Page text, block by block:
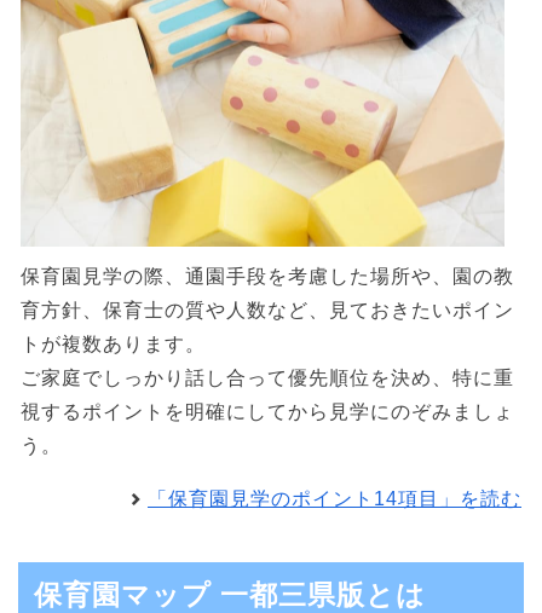
保育園見学の際、通園手段を考慮した場所や、園の教
育方針、保育士の質や人数など、見ておきたいポイン
トが複数あります。
ご家庭でしっかり話し合って優先順位を決め、特に重
視するポイントを明確にしてから見学にのぞみましょ
う。
「保育園見学のポイント14項目」を読む
保育園マップ 一都三県版とは